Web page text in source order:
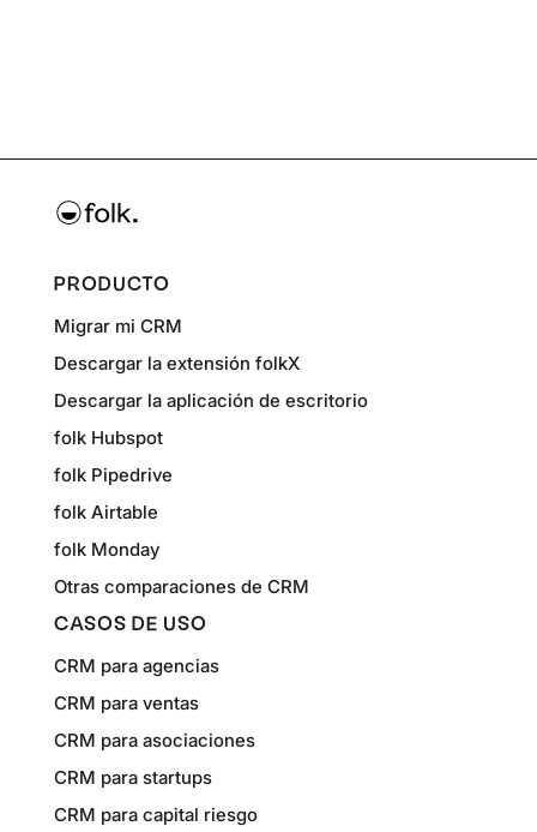
PRODUCTO
Migrar mi CRM
Descargar la extensión folkX
Descargar la aplicación de escritorio
folk Hubspot
folk Pipedrive
folk Airtable
folk Monday
Otras comparaciones de CRM
CASOS DE USO
CRM para agencias
CRM para ventas
CRM para asociaciones
CRM para startups
CRM para capital riesgo